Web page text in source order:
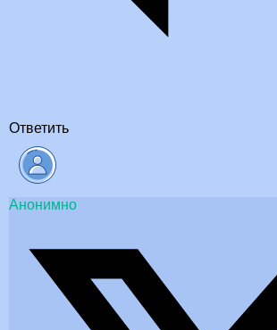
Ответить
Анонимно